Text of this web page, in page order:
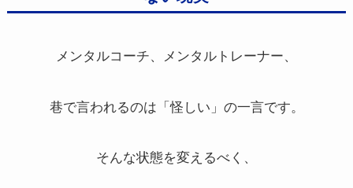
メンタルコーチ、メンタルトレーナー、
巷で言われるのは「怪しい」の一言です。
そんな状態を変えるべく、